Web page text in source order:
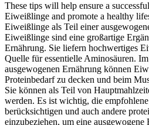
These tips will help ensure a
Eiweißlinge and promote a healthy
Eiweißlinge als Teil einer
Eiweißlinge sind eine großartige
Ernährung. Sie liefern hochwertiges
Quelle für essentielle Aminosäuren.
ausgewogenen Ernährung können
Proteinbedarf zu decken und beim
Sie können als Teil von
werden. Es ist wichtig, die
berücksichtigen und auch andere
einzubeziehen, um eine